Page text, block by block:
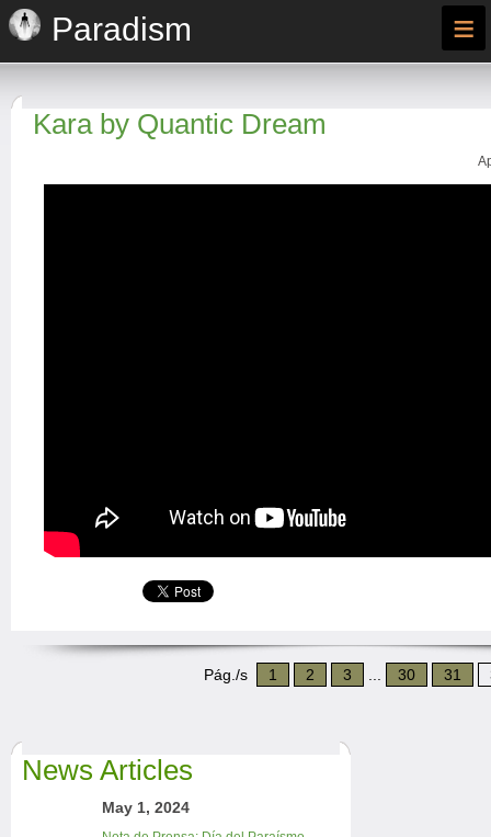
Paradism ≡
Kara by Quantic Dream
Pág./s 1 2 3 30 31
News Articles
May 1, 2024